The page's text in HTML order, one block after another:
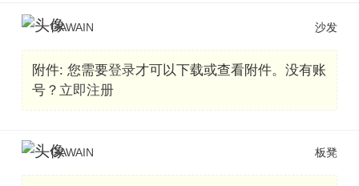
沙发
GAWAIN
附件: 您需要登录才可以下载或查看附件。没有账
号？ 立即注册
板凳
GAWAIN